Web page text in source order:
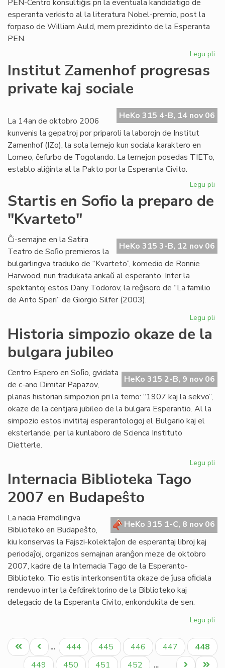
PEN-Centro konsultiĝis pri la eventuala kandidatigo de
esperanta verkisto al la literatura Nobel-premio, post la
forpaso de William Auld, mem prezidinto de la Esperanta
PEN.
Legu pli
Institut Zamenhof progresas
private kaj sociale
HeKo 315 4-B, 14 nov 06
La 14an de oktobro 2006
kunvenis la gepatroj por priparoli la laborojn de Institut
Zamenhof (IZo), la sola lernejo kun sociala karaktero en
Lomeo, ĉefurbo de Togolando. La lernejon posedas TIETo,
establo aliĝinta al la Pakto por la Esperanta Civito.
Legu pli
kaj
Startis en Sofio la preparo de
"Kvarteto"
HeKo 315 3-B, 12 nov 06
Ĉi-semajne en la Satira
Teatro de Soﬁo premieros la
bulgarlingva traduko de “Kvarteto”, komedio de Ronnie
Harwood, nun tradukata ankaŭ al esperanto. Inter la
spektantoj estos Dany Todorov, la reĝisoro de “La familio
de Anto Speri” de Giorgio Silfer (2003).
Legu pli
Historia simpozio okaze de la
bulgara jubileo
HeKo 315 2-B, 9 nov 06
Centro Espero en Soﬁo, gvidata
de c-ano Dimitar Papazov,
planas historian simpozion pri la temo: “1907 kaj la sekvo”,
okaze de la centjara jubileo de la bulgara Esperantio. Al la
simpozio estos invititaj esperantologoj el Bulgario kaj el
eksterlande, per la kunlaboro de Scienca Instituto
Dietterle.
Legu pli
la
Internacia Biblioteka Tago
2007 en Budapeŝto
HeKo 315 1-C, 8 nov 06
La nacia Fremdlingva
Biblioteko en Budapeŝto,
kiu konservas la Fajszi-kolektaĵon de esperantaj libroj kaj
periodaĵoj, organizos semajnan aranĝon meze de oktobro
2007, kadre de la Internacia Tago de la Esperanto-
Biblioteko. Tio estis interkonsentita okaze de ĵusa oﬁciala
rendevuo inter la ĉefdirektorino de la Biblioteko kaj
delegacio de la Esperanta Civito, enkondukita de sen.
Legu pli
Pagination
Unua
paĝo
Antaŭa
paĝo
… Paĝo
444 Paĝo
445 Paĝo
446 Paĝo
447
Aktuala
paĝo
448
Paĝo
449 Paĝo
450 Paĝo
451 Paĝo
452 …
Last
Next